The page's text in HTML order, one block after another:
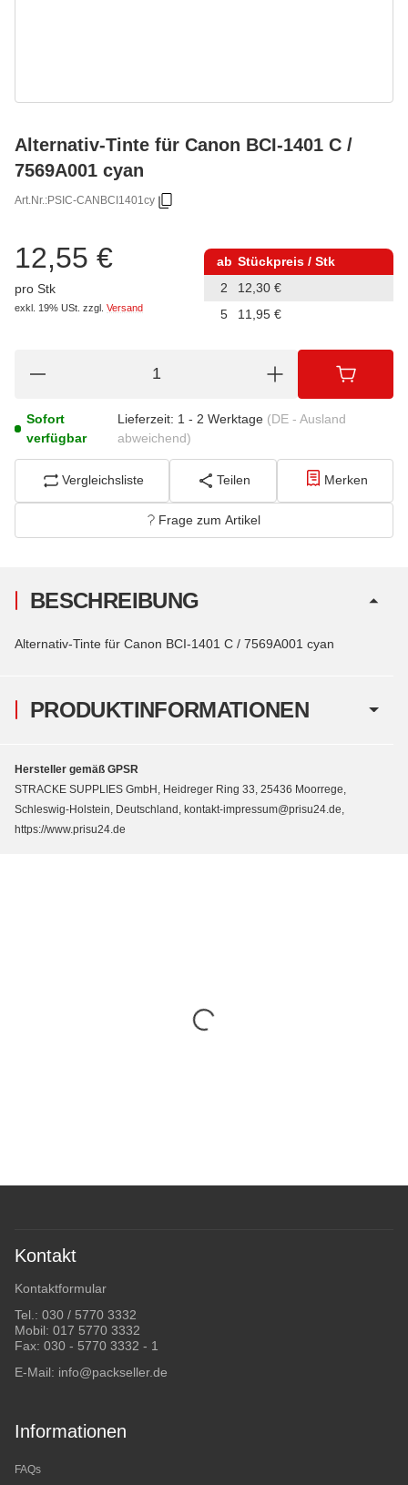
Alternativ-Tinte für Canon BCI-1401 C /
7569A001 cyan
Art.Nr.:PSIC-CANBCI1401cy
12,55 €
pro Stk
exkl. 19% USt. zzgl. Versand
ab Stückpreis / Stk
2
12,30 €
5
11,95 €
Sofort
verfügbar
Lieferzeit: 1 - 2 Werktage (DE - Ausland
abweichend)
Vergleichsliste Teilen Merken
Frage zum Artikel
PRODUKTINFORMATIONEN
BESCHREIBUNG
Alternativ-Tinte für Canon BCI-1401 C / 7569A001 cyan
Hersteller gemäß GPSR
STRACKE SUPPLIES GmbH, Heidreger Ring 33, 25436 Moorrege,
Schleswig-Holstein, Deutschland, kontakt-impressum@prisu24.de,
https://www.prisu24.de
Kontakt
Kontaktformular
Tel.: 030 / 5770 3332
Mobil: 017 5770 3332
Fax: 030 - 5770 3332 - 1
E-Mail: info@packseller.de
Informationen
FAQs